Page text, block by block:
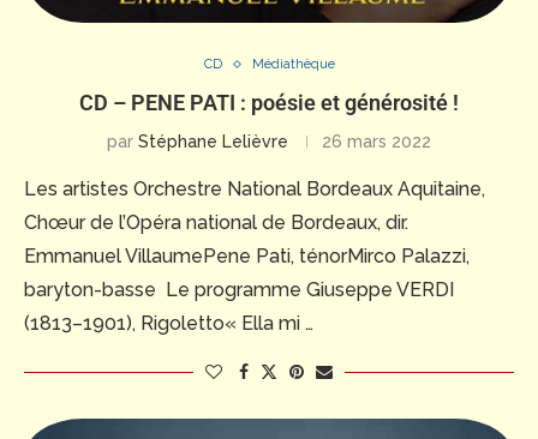
CD Médiathèque
CD – PENE PATI : poésie et générosité !
par Stéphane Lelièvre 26 mars 2022
Les artistes Orchestre National Bordeaux Aquitaine,
Chœur de l’Opéra national de Bordeaux, dir.
Emmanuel VillaumePene Pati, ténorMirco Palazzi,
baryton-basse Le programme Giuseppe VERDI
(1813–1901), Rigoletto« Ella mi …